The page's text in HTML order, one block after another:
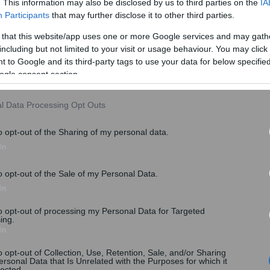
This information may also be disclosed by us to third parties on the
Participants that may further disclose it to other third parties.
that this website/app uses one or more Google services and may
but not limited to your visit or usage behaviour. You may
to Google and its third-party tags to use your data for below
consent section.
Data Processing Opt Outs
opt-out of the Sharing of my personal data.
opt-out of the Sale of my Personal Data.
opt-out of processing my Personal Data for Targeted
opt-out of Collection, Use, Retention, Sale, and/or Sharing
Data that Is Unrelated with the Purposes for which it
Φεσσά
Τύπου του υπουργείου Εθνικής Οικονομίας
εκκαθαριστικά του νέου ΕΝΦΙΑαναμένεται να